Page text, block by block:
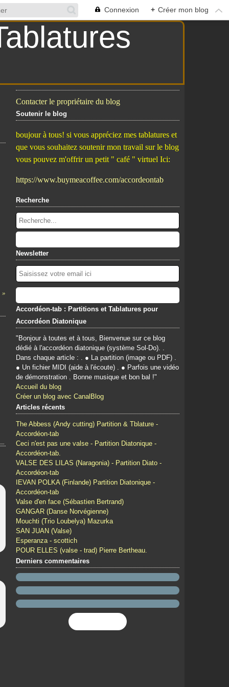
Connexion + Créer mon blog
Contacter le propriétaire du blog
Soutenir le blog
boujour à tous! si vous appréciez mes tablatures et
que vous souhaitez soutenir mon travail sur le blog
vous pouvez m'offrir un petit " café " virtuel Ici:
https://www.buymeacoffee.com/accordeontab
Recherche
Newsletter
Accordéon-tab : Partitions et Tablatures pour
Accordéon Diatonique
"Bonjour à toutes et à tous, Bienvenue sur ce blog
dédié à l'accordéon diatonique (système Sol-Do). .
Dans chaque article : . ● La partition (image ou PDF) .
● Un fichier MIDI (aide à l'écoute) . ● Parfois une vidéo
de démonstration . Bonne musique et bon bal !"
Accueil du blog
Créer un blog avec CanalBlog
Articles récents
The Abbess (Andy cutting) Partition & Tblature -
Accordéon-tab
Ceci n'est pas une valse - Partition Diatonique -
Accordéon-tab.
VALSE DES LILAS (Naragonia) - Partition Diato -
Accordéon-tab
IEVAN POLKA (Finlande) Partition Diatonique -
Accordéon-tab
Valse d'en face (Sébastien Bertrand)
GANGAR (Danse Norvégienne)
Mouchti (Trio Loubelya) Mazurka
SAN JUAN (Valse)
Esperanza - scottich
POUR ELLES (valse - trad) Pierre Bertheau.
Derniers commentaires